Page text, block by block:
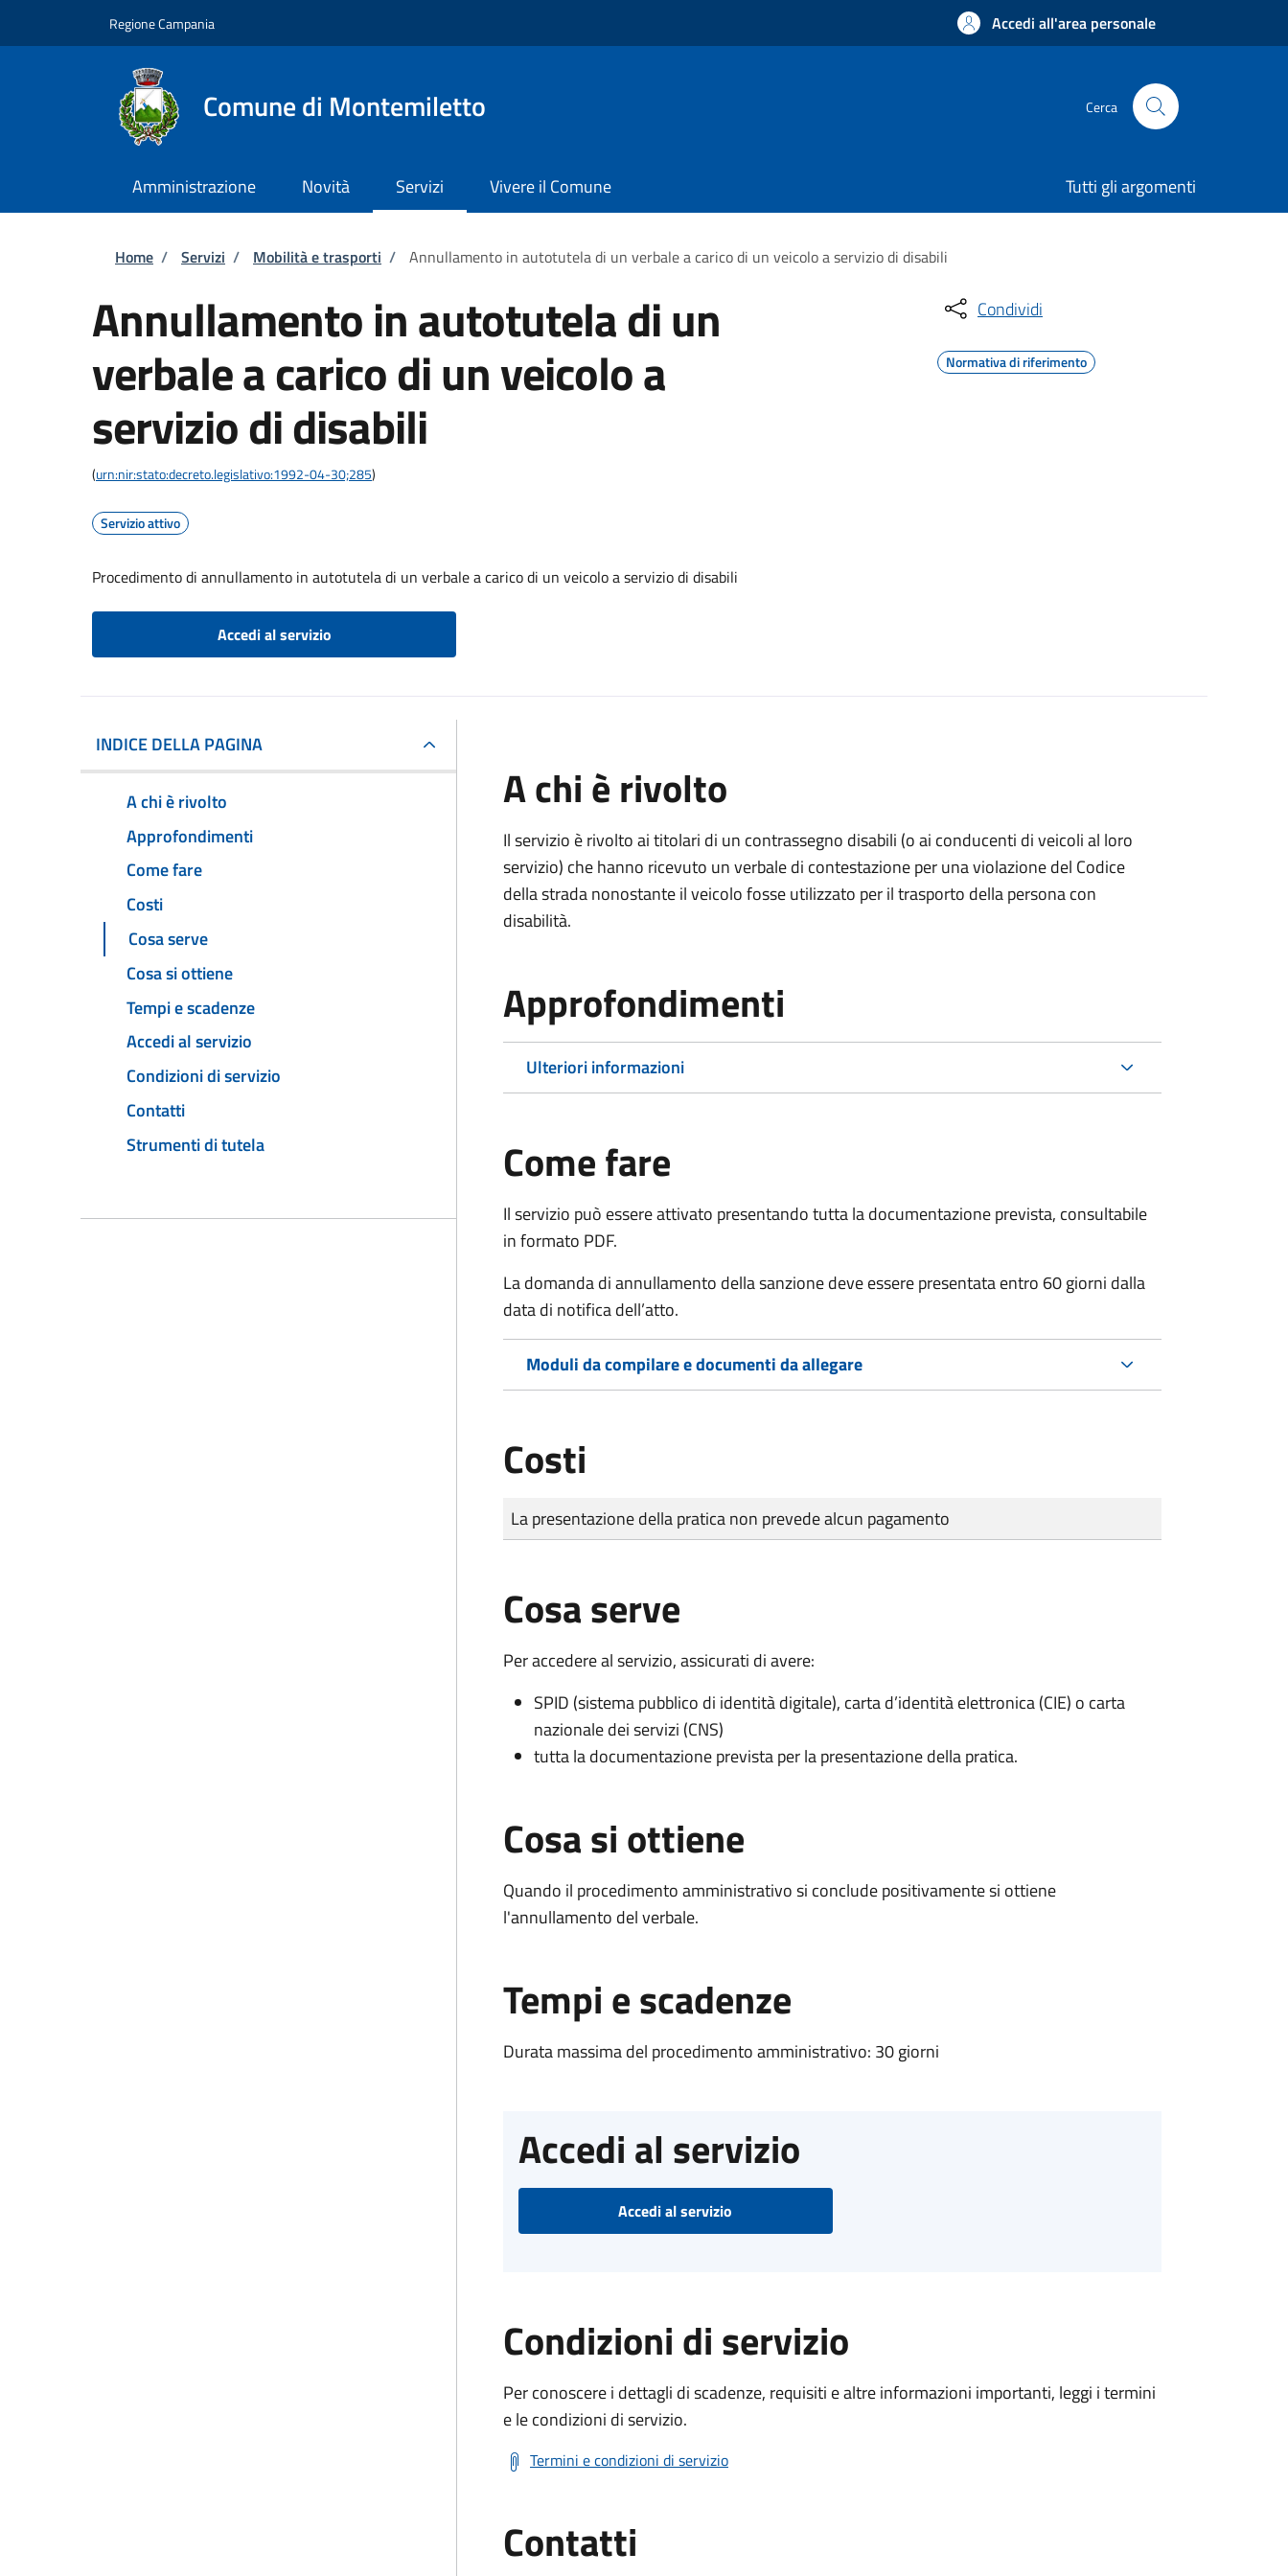
Regione Campania Accedi all'area personale
Comune di Montemiletto Cerca
Amministrazione Novità Servizi Vivere il Comune Tutti gli argomenti
Briciole di pane
Home / Servizi / Mobilità e trasporti / Annullamento in autotutela di un verbale a carico di un veicolo a servizio di disabili
Annullamento in autotutela di un
verbale a carico di un veicolo a
servizio di disabili
(urn:nir:stato:decreto.legislativo:1992-04-30;285)
Servizio attivo
Procedimento di annullamento in autotutela di un verbale a carico di un veicolo a servizio di disabili
Accedi al servizio
Condividi
Normativa di riferimento
INDICE DELLA PAGINA
A chi è rivolto
Approfondimenti
Come fare
Costi
Cosa serve
Cosa si ottiene
Tempi e scadenze
Accedi al servizio
Condizioni di servizio
Contatti
Strumenti di tutela
A chi è rivolto
Il servizio è rivolto ai titolari di un contrassegno disabili (o ai conducenti di veicoli al loro
servizio) che hanno ricevuto un verbale di contestazione per una violazione del Codice
della strada nonostante il veicolo fosse utilizzato per il trasporto della persona con
disabilità.
Approfondimenti
Ulteriori informazioni
Come fare
Il servizio può essere attivato presentando tutta la documentazione prevista, consultabile
in formato PDF.
La domanda di annullamento della sanzione deve essere presentata entro 60 giorni dalla
data di notifica dell’atto.
Moduli da compilare e documenti da allegare
Costi
Tipo di pagamento
Importo
La presentazione della pratica non prevede alcun pagamento
Cosa serve
Per accedere al servizio, assicurati di avere:
SPID (sistema pubblico di identità digitale), carta d’identità elettronica (CIE) o carta
nazionale dei servizi (CNS)
tutta la documentazione prevista per la presentazione della pratica.
Cosa si ottiene
Quando il procedimento amministrativo si conclude positivamente si ottiene
l'annullamento del verbale.
Tempi e scadenze
Durata massima del procedimento amministrativo: 30 giorni
Accedi al servizio
Accedi al servizio
Condizioni di servizio
Per conoscere i dettagli di scadenze, requisiti e altre informazioni importanti, leggi i termini
e le condizioni di servizio.
Termini e condizioni di servizio
Contatti